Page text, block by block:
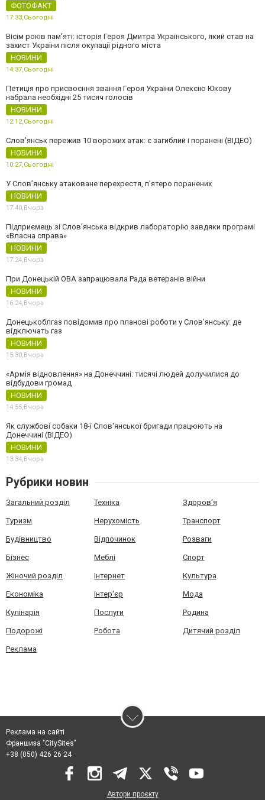
ФОТОФАКТ
17:33, Сьогодні
Вісім років пам'яті: історія Героя Дмитра Українського, який став на
захист України після окупації рідного міста
НОВИНИ
14:37, Сьогодні
Петиція про присвоєння звання Героя України Олексію Юкову
набрала необхідні 25 тисяч голосів
НОВИНИ
12:12, Сьогодні
Слов'янськ пережив 10 ворожих атак: є загиблий і поранені (ВІДЕО)
НОВИНИ
10:27, Сьогодні
У Слов’янську атаковане перехрестя, п'ятеро поранених
НОВИНИ
17:40, Вчора
Підприємець зі Слов'янська відкрив лабораторію завдяки програмі
«Власна справа»
НОВИНИ
17:24, Вчора
При Донецькій ОВА запрацювала Рада ветеранів війни
НОВИНИ
16:24, Вчора
Донецькоблгаз повідомив про планові роботи у Слов’янську: де
відключать газ
НОВИНИ
15:30, Вчора
«Армія відновлення» на Донеччині: тисячі людей долучилися до
відбудови громад
НОВИНИ
14:55, Вчора
Як службові собаки 18-ї Слов'янської бригади працюють на
Донеччині (ВІДЕО)
НОВИНИ
13:34, Вчора
Рубрики новин
Загальний розділ Техніка Здоров'я
Туризм Нерухомість Транспорт
Будівництво Відпочинок Розваги
Бізнес Меблі Спорт
Жіночий розділ Інтернет Культура
Економіка Інтер'єр Мода
Кулінарія Послуги Родина
Подорожі Робота Дитячий розділ
Реклама
Реклама на сайті
Франшиза "CitySites"
+38 (050) 426 26 24
Автори проєкту